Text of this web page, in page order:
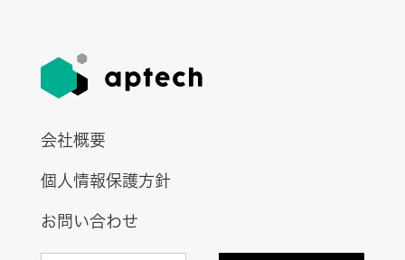
会社概要
個人情報保護方針
お問い合わせ